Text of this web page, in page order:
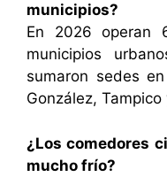
municipios?
En 2026 operan
municipios
sumaron sedes
González,
¿Los comedores
mucho frío?